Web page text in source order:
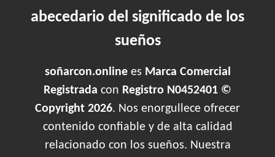
abecedario del significado de los
sueños
soñarcon.onlinees Marca Comercial
Registrada con Registro N0452401 ©
Copyright 2026. Nos enorgullece ofrecer
contenido confiable y de alta calidad
relacionado con los sueños. Nuestra